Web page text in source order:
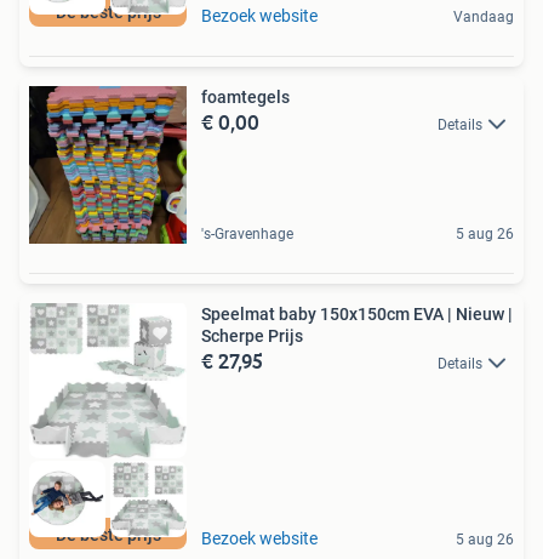
De beste prijs Bezoek website Vandaag
foamtegels
€ 0,00 Details
's-Gravenhage 5 aug 26
De beste prijs
Speelmat baby 150x150cm EVA | Nieuw |
Scherpe Prijs
€ 27,95 Details
Bezoek website 5 aug 26